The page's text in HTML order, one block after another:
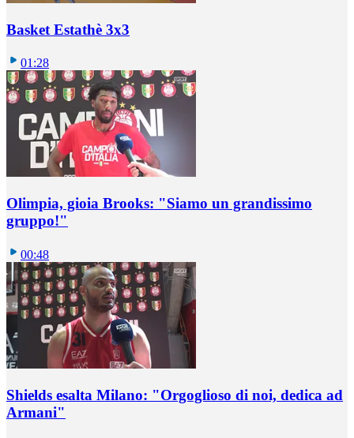
Basket Estathè 3x3
01:28
Olimpia, gioia Brooks: "Siamo un grandissimo
gruppo!"
00:48
Shields esalta Milano: "Orgoglioso di noi, dedica ad
Armani"